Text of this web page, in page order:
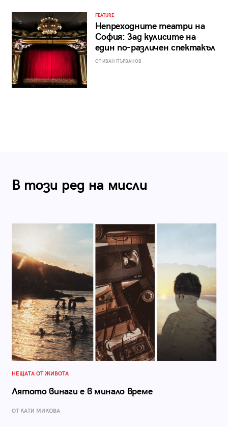
FEATURE
Непреходните театри на
София: Зад кулисите на
един по-различен спектакъл
ОТ ИВАН ПЪРВАНОВ
В този ред на мисли
НЕЩАТА ОТ ЖИВОТА
Лятото винаги е в минало време
ОТ КАТИ МИКОВА